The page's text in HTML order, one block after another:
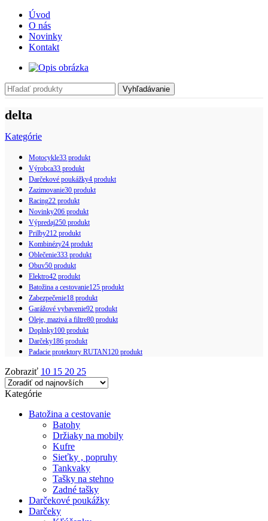
Úvod
O nás
Novinky
Kontakt
Vyhľadávanie
delta
Kategórie
Motocykle33 produkt
Výrobca33 produkt
Darčekové poukážky4 produkt
Zazimovanie30 produkt
Racing22 produkt
Novinky206 produkt
Výpredaj250 produkt
Prilby212 produkt
Kombinézy24 produkt
Oblečenie333 produkt
Obuv50 produkt
Elektro42 produkt
Batožina a cestovanie125 produkt
Zabezpečenie18 produkt
Garážové vybavenie92 produkt
Oleje, mazivá a filtre80 produkt
Doplnky100 produkt
Darčeky186 produkt
Padacie protektory RUTAN120 produkt
Zobraziť 10 15 20 25
Kategórie
Batožina a cestovanie
Batohy
Držiaky na mobily
Kufre
Sieťky , popruhy
Tankvaky
Tašky na stehno
Zadné tašky
Darčekové poukážky
Darčeky